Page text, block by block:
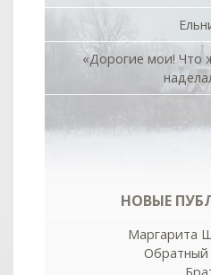
«Дорогие мои! Что
НОВЫЕ
Маргарита
Обратный